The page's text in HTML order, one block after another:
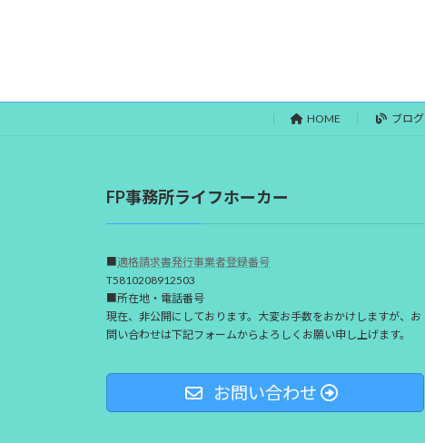
HOME ブログ
FP事務所ライフホーカー
■適格請求書発行事業者登録番号
T5810208912503
■所在地・電話番号
現在、非公開にしております。大変お手数をおかけしますが、お
問い合わせは下記フォームからよろしくお願い申し上げます。
お問い合わせ